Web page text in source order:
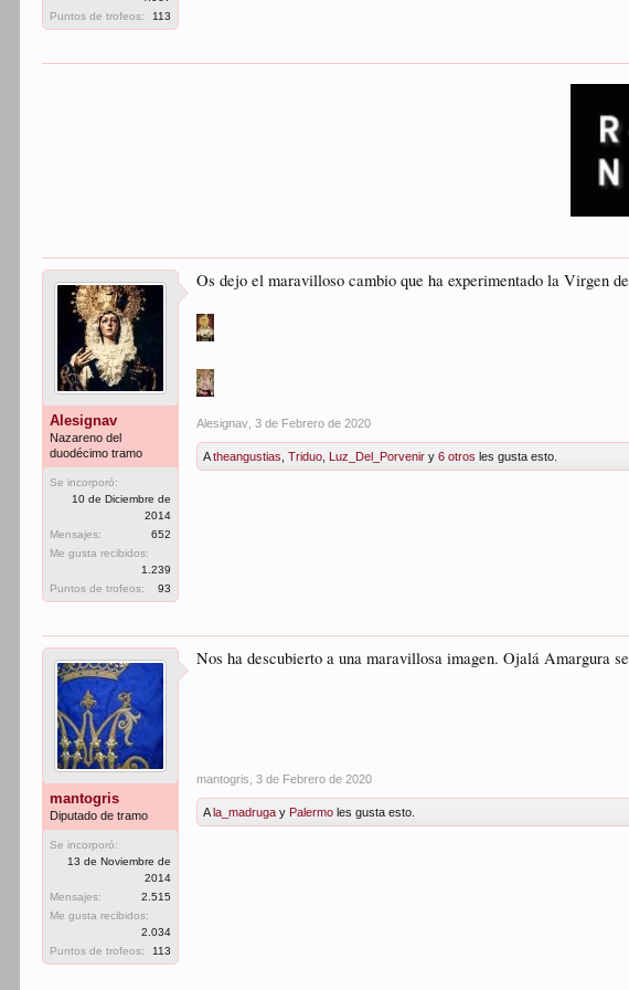
Puntos de trofeos:
113
Alesignav
Nazareno del
duodécimo tramo
Se incorporó:
10 de Diciembre de
2014
Mensajes:
652
Me gusta recibidos:
1.239
Puntos de trofeos:
93
Os dejo el maravilloso cambio que ha experimentado la Virgen
Alesignav 3 de Febrero de 2020
Atheangustias ,Triduo ,Luz_Del_Porvenir y6 otros les gusta esto.
mantogris
Diputado de tramo
Se incorporó:
13 de Noviembre de
2014
Mensajes:
2.515
Me gusta recibidos:
2.034
Puntos de trofeos:
113
Nos ha descubierto a una maravillosa imagen. Ojalá Amargura
mantogris 3 de Febrero de 2020
Ala_madruga yPalermo les gusta esto.